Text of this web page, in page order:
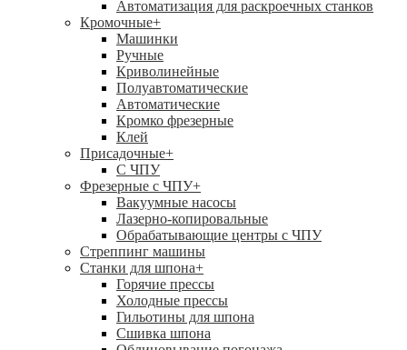
Автоматизация для раскроечных станков
Кромочные+
Машинки
Ручные
Криволинейные
Полуавтоматические
Автоматические
Кромко фрезерные
Клей
Присадочные+
С ЧПУ
Фрезерные с ЧПУ+
Вакуумные насосы
Лазерно-копировальные
Обрабатывающие центры с ЧПУ
Стреппинг машины
Станки для шпона+
Горячие прессы
Холодные прессы
Гильотины для шпона
Сшивка шпона